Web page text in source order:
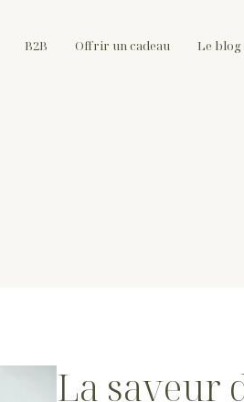
B2B Offrir un cadeau Le blog
La saveur